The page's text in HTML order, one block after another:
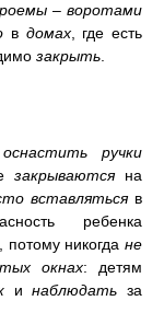
–воротами
в домах, где есть
закрыть.
оснастить ручки
закрываются на
вставлятьсяв
ребенка
, потому никогдане
окнах: детям
инаблюдатьза